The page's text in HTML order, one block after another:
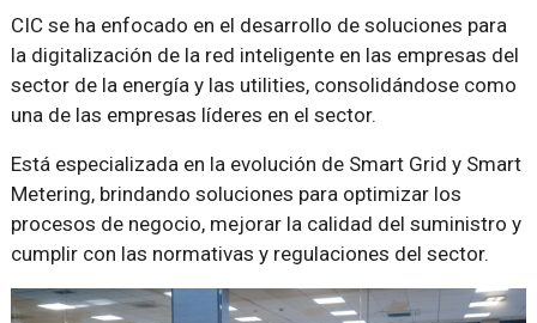
CIC se ha enfocado en el desarrollo de soluciones para
la digitalización de la red inteligente en las empresas del
sector de la energía y las utilities, consolidándose como
una de las empresas líderes en el sector.
Está especializada en la evolución de Smart Grid y Smart
Metering, brindando soluciones para optimizar los
procesos de negocio, mejorar la calidad del suministro y
cumplir con las normativas y regulaciones del sector.